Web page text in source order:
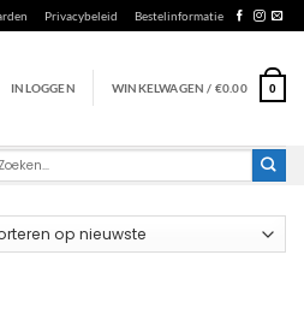
Privacybeleid Bestelinformatie
INLOGGEN WINKELWAGEN / €0.00 0